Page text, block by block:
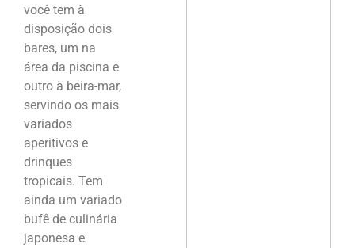
você tem à
disposição dois
bares, um na
área da piscina e
outro à beira-mar,
servindo os mais
variados
aperitivos e
drinques
tropicais. Tem
ainda um variado
bufê de culinária
japonesa e